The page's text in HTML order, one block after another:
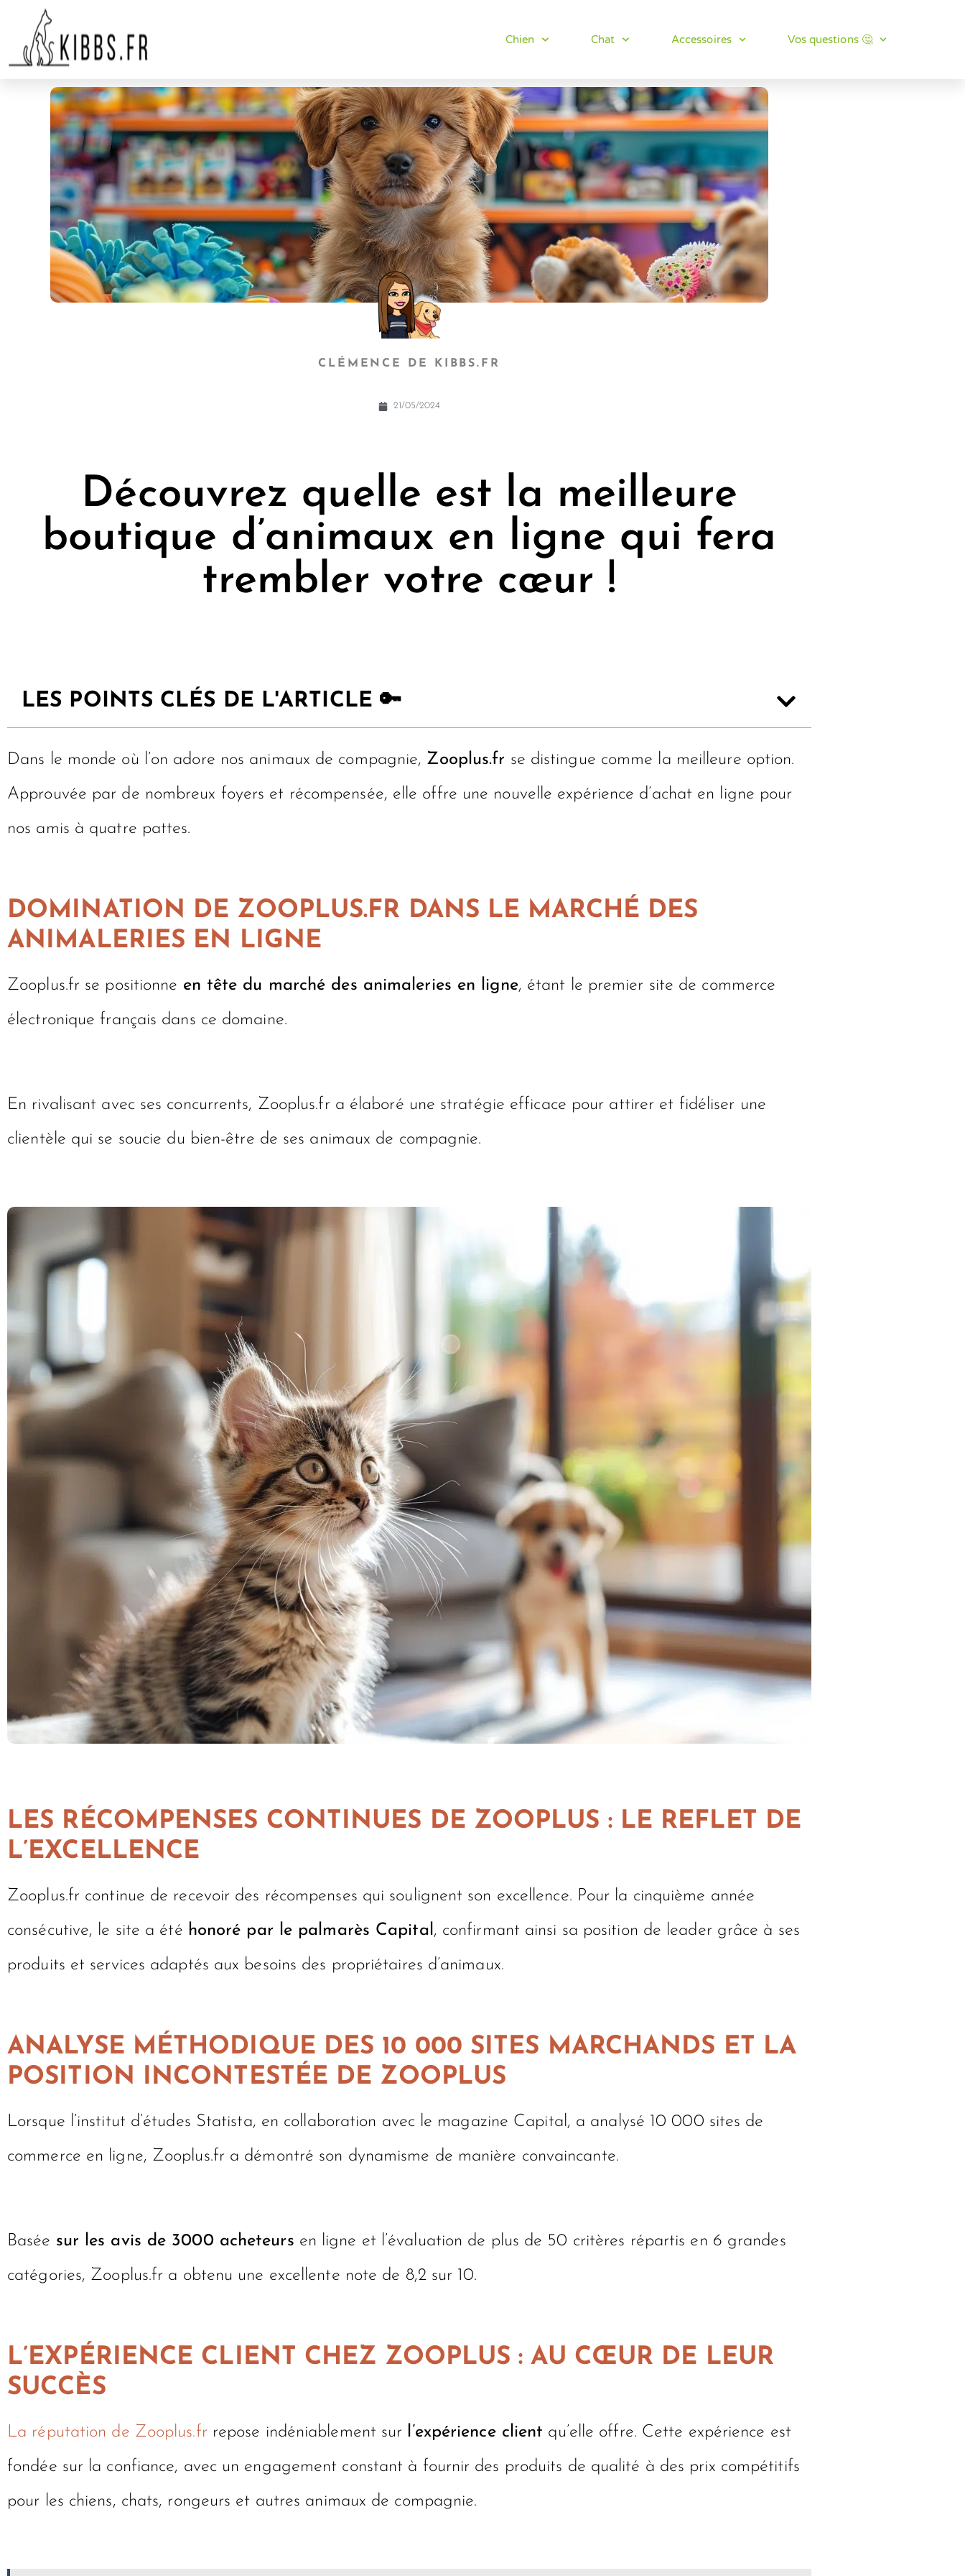
Chien Chat Accessoires Vos questions 🤔
CLÉMENCE DE KIBBS.FR
21/05/2024
Découvrez quelle est la meilleure
boutique d’animaux en ligne qui fera
trembler votre cœur !
LES POINTS CLÉS DE L'ARTICLE 🔑
Dans le monde où l’on adore nos animaux de compagnie, Zooplus.fr se distingue comme la meilleure option.
Approuvée par de nombreux foyers et récompensée, elle offre une nouvelle expérience d’achat en ligne pour
nos amis à quatre pattes.
DOMINATION DE ZOOPLUS.FR DANS LE MARCHÉ DES
ANIMALERIES EN LIGNE
Zooplus.fr se positionne en tête du marché des animaleries en ligne, étant le premier site de commerce
électronique français dans ce domaine.
En rivalisant avec ses concurrents, Zooplus.fr a élaboré une stratégie efficace pour attirer et fidéliser une
clientèle qui se soucie du bien-être de ses animaux de compagnie.
LES RÉCOMPENSES CONTINUES DE ZOOPLUS : LE REFLET DE
L’EXCELLENCE
Zooplus.fr continue de recevoir des récompenses qui soulignent son excellence. Pour la cinquième année
consécutive, le site a été honoré par le palmarès Capital , confirmant ainsi sa position de leader grâce à ses
produits et services adaptés aux besoins des propriétaires d’animaux.
ANALYSE MÉTHODIQUE DES 10 000 SITES MARCHANDS ET LA
POSITION INCONTESTÉE DE ZOOPLUS
Lorsque l’institut d’études Statista, en collaboration avec le magazine Capital, a analysé 10 000 sites de
commerce en ligne, Zooplus.fr a démontré son dynamisme de manière convaincante.
Basée sur les avis de 3000 acheteurs en ligne et l’évaluation de plus de 50 critères répartis en 6 grandes
catégories, Zooplus.fr a obtenu une excellente note de 8,2 sur 10.
L’EXPÉRIENCE CLIENT CHEZ ZOOPLUS : AU CŒUR DE LEUR
SUCCÈS
La réputation de Zooplus.fr repose indéniablement sur l’expérience client qu’elle offre. Cette expérience est
fondée sur la confiance, avec un engagement constant à fournir des produits de qualité à des prix compétitifs
pour les chiens, chats, rongeurs et autres animaux de compagnie.